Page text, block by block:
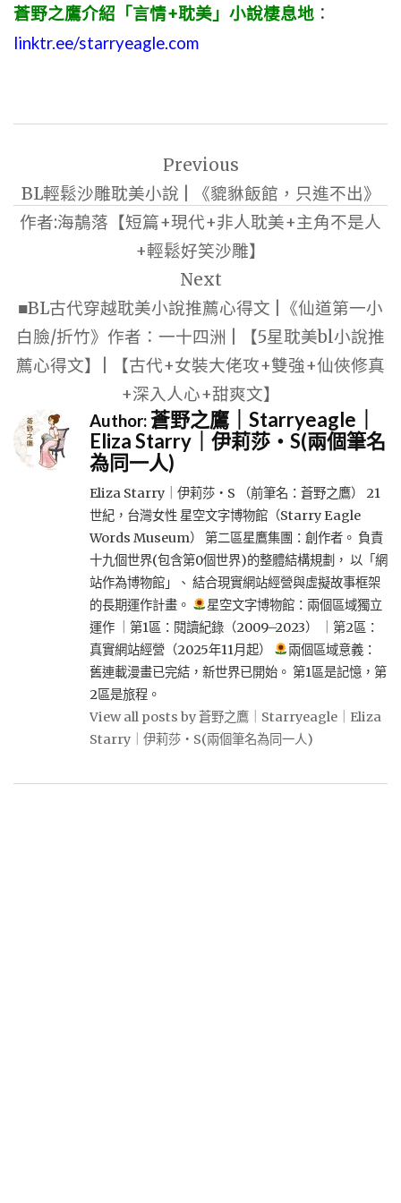
蒼野之鷹介紹「言情+耽美」小說棲息地 ：
linktr.ee/starryeagle.com
導
覽
Previous
BL輕鬆沙雕耽美小說 | 《貔貅飯館，只進不出》
作者:海鶄落【短篇+現代+非人耽美+主角不是人
+輕鬆好笑沙雕】
Next
■BL古代穿越耽美小說推薦心得文 |《仙道第一小
白臉/折竹》作者：一十四洲 | 【5星耽美bl小說推
薦心得文】| 【古代+女裝大佬攻+雙強+仙俠修真
+深入人心+甜爽文】
Author:蒼野之鷹｜Starryeagle｜
Eliza Starry｜伊莉莎・S(兩個筆名
為同一人)
Eliza Starry｜伊莉莎・S （前筆名：蒼野之鷹） 21
世紀，台灣女性 星空文字博物館（Starry Eagle
Words Museum） 第二區星鷹集團：創作者。 負責
十九個世界(包含第0個世界)的整體結構規劃， 以「網
站作為博物館」、 結合現實網站經營與虛擬故事框架
的長期運作計畫。
星空文字博物館：兩個區域獨立
運作 ｜第1區：閱讀紀錄（2009–2023） ｜第2區：
真實網站經營（2025年11月起）
兩個區域意義：
舊連載漫畫已完結，新世界已開始。 第1區是記憶，第
2區是旅程。
View all posts by 蒼野之鷹｜Starryeagle｜Eliza
Starry｜伊莉莎・S(兩個筆名為同一人)